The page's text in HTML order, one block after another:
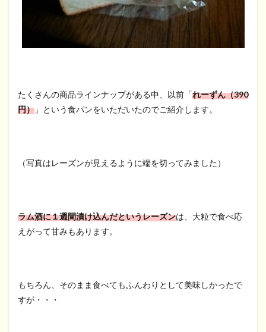
たくさんの商品ラインナップがある中、以前「れーずん（390
円） 」という食パンをいただいたのでご紹介します。
（写真はレーズンが見えるように端を切ってみました）
ラム酒に１週間漬け込んだというレーズンは、大粒で食べ応
えがって甘みもあります。
もちろん、そのまま食べてもふんわりとして美味しかったで
すが・・・